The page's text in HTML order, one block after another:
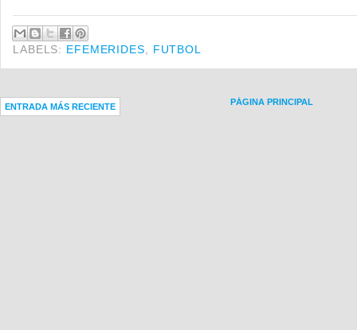
LABELS: EFEMERIDES FUTBOL
ENTRADA MÁS RECIENTE PÁGINA PRINCIPAL